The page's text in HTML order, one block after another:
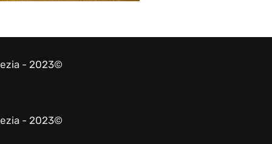
- 2023©
- 2023©